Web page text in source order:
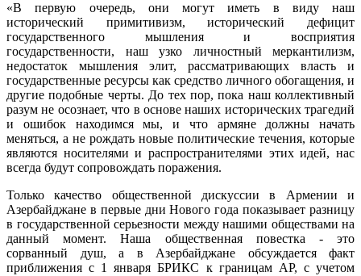
«В первую очередь, они могут иметь в виду наш
исторический примитивизм, исторический дефицит
государственного мышления и восприятия
государственности, наш узко личностный меркантилизм,
недостаток мышления элит, рассматривающих власть и
государственные ресурсы как средство личного обогащения, и
другие подобные черты. До тех пор, пока наш коллективный
разум не осознает, что в основе наших исторических трагедий
и ошибок находимся мы, и что армяне должны начать
меняться, а не рождать новые политические течения, которые
являются носителями и распространителями этих идей, нас
всегда будут сопровождать поражения.
Только качество общественной дискуссии в Армении и
Азербайджане в первые дни Нового года показывает разницу
в государственной серьезности между нашими обществами на
данный момент. Наша общественная повестка - это
сорванный душ, а в Азербайджане обсуждается факт
приближения с 1 января БРИКС к границам АР, с учетом